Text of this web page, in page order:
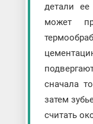
детали
может
сначала
затем
считать